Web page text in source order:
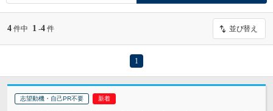
4 件中 1 -4 件 並び替え
1
志望動機・自己PR不要